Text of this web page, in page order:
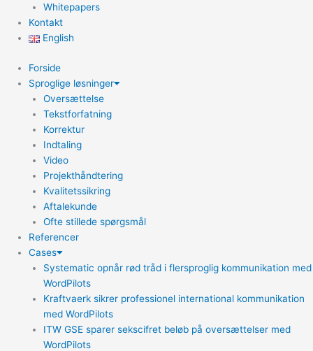
Whitepapers
Kontakt
English
Forside
Sproglige løsninger
Oversættelse
Tekstforfatning
Korrektur
Indtaling
Video
Projekthåndtering
Kvalitetssikring
Aftalekunde
Ofte stillede spørgsmål
Referencer
Cases
Systematic opnår rød tråd i flersproglig kommunikation med
WordPilots
Kraftvaerk sikrer professionel international kommunikation
med WordPilots
ITW GSE sparer sekscifret beløb på oversættelser med
WordPilots